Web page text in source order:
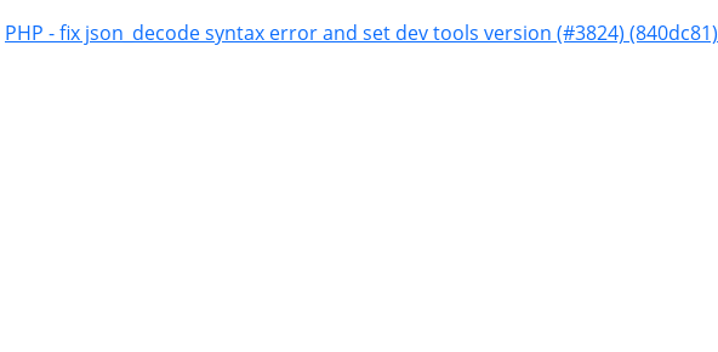
PHP - fix json_decode syntax error and set dev tools version (#3824) (840dc81)